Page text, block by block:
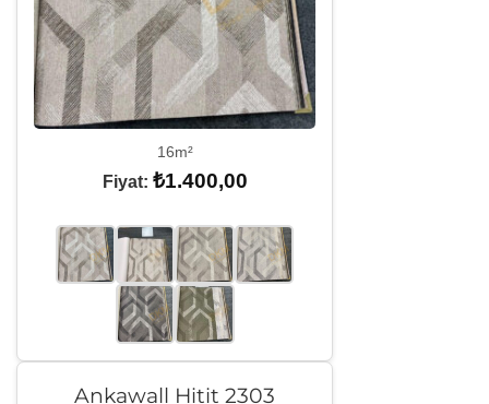
16m²
Fiyat: ₺1.400,00
Ankawall Hitit 2303